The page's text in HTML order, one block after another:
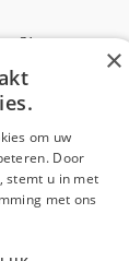
31
44 56 94
×
om uw
Door
stemt u in met
met ons